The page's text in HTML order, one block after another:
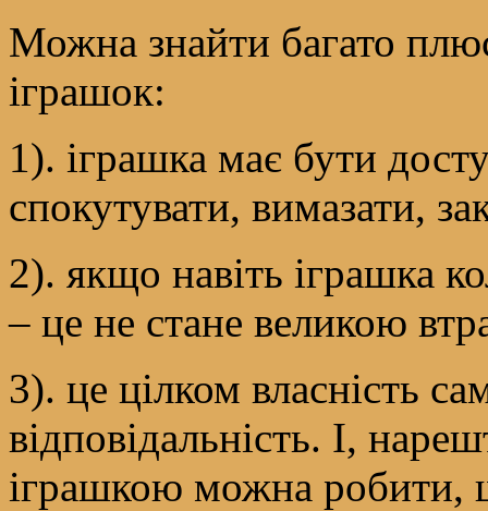
Можна знайти багато
іграшок:
1). іграшка має бути
спокутувати, вимазати,
2). якщо навіть іграшка
– це не стане великою
3). це цілком власність
відповідальність. І,
іграшкою можна робити,